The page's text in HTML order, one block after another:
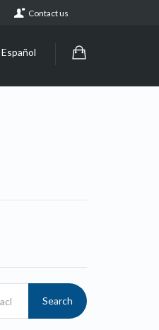
Contact us
Español
Search